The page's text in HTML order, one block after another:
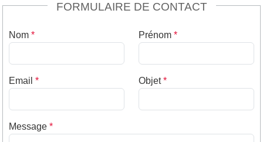
FORMULAIRE DE CONTACT
Nom * Prénom *
Email * Objet*
Message *